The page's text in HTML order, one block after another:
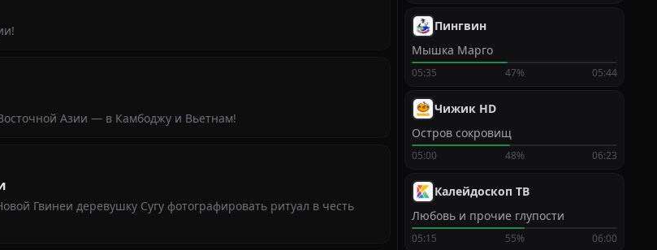
Азии — в Камбоджу и Вьетнам!
Гвинеи деревушку Сугу фотографировать ритуал в честь
Пингвин
Мышка Марго
05:35 47% 05:44
Чижик HD
Остров сокровищ
05:00 48% 06:23
Калейдоскоп ТВ
Любовь и прочие глупости
05:15 55% 06:00